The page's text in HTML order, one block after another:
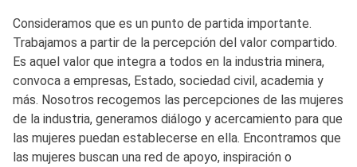
Consideramos que es un punto de partida importante.
Trabajamos a partir de la percepción del valor compartido.
Es aquel valor que integra a todos en la industria minera,
convoca a empresas, Estado, sociedad civil, academia y
más. Nosotros recogemos las percepciones de las mujeres
de la industria, generamos diálogo y acercamiento para que
las mujeres puedan establecerse en ella. Encontramos que
las mujeres buscan una red de apoyo, inspiración o